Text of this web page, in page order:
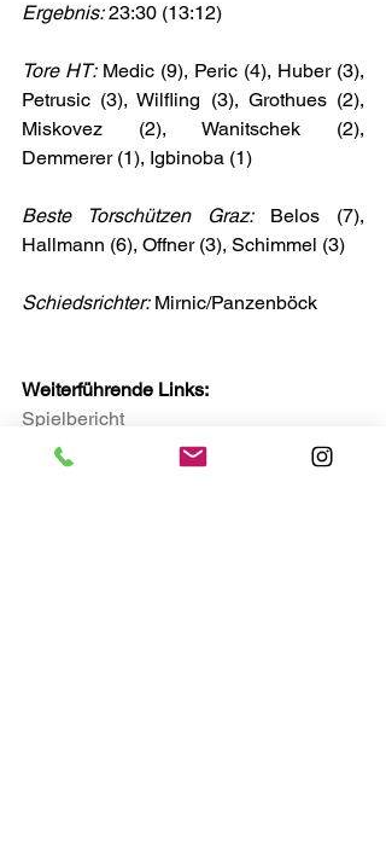
Ergebnis: 23:30 (13:12)
Tore HT: Medic (9), Peric (4), Huber (3),
Petrusic (3), Wilfling (3), Grothues (2),
Miskovez (2), Wanitschek (2),
Demmerer (1), Igbinoba (1)
Beste Torschützen Graz: Belos (7),
Hallmann (6), Offner (3), Schimmel (3)
Schiedsrichter: Mirnic/Panzenböck
Weiterführende Links:
Spielbericht
HSG Graz